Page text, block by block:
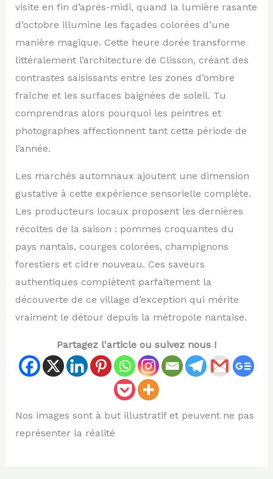
visite en fin d’après-midi, quand la lumière rasante
d’octobre illumine les façades colorées d’une
manière magique. Cette heure dorée transforme
littéralement l’architecture de Clisson, créant des
contrastes saisissants entre les zones d’ombre
fraîche et les surfaces baignées de soleil. Tu
comprendras alors pourquoi les peintres et
photographes affectionnent tant cette période de
l’année.
Les marchés automnaux ajoutent une dimension
gustative à cette expérience sensorielle complète.
Les producteurs locaux proposent les dernières
récoltes de la saison : pommes croquantes du
pays nantais, courges colorées, champignons
forestiers et cidre nouveau. Ces saveurs
authentiques complètent parfaitement la
découverte de ce village d’exception qui mérite
vraiment le détour depuis la métropole nantaise.
Partagez l'article ou suivez nous !
Nos images sont à but illustratif et peuvent ne pas
représenter la réalité